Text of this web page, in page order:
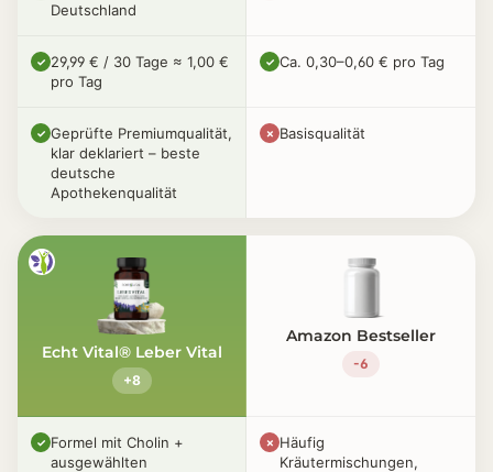
Deutschland
✓ 29,99 € / 30 Tage ≈ 1,00 €
pro Tag
✓ Ca. 0,30–0,60 € pro Tag
✓ Geprüfte Premiumqualität,
klar deklariert – beste
deutsche
Apothekenqualität
✗ Basisqualität
Echt Vital® Leber Vital
+8
Amazon Bestseller
-6
✓ Formel mit Cholin +
ausgewählten
✗ Häufig
Kräutermischungen,